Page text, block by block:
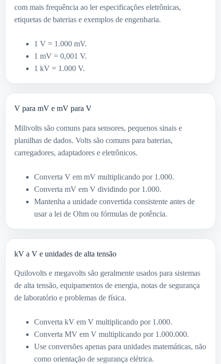
com mais frequência ao ler especificações eletrônicas,
etiquetas de baterias e exemplos de engenharia.
1 V = 1.000 mV.
1 mV = 0,001 V.
1 kV = 1.000 V.
V para mV e mV para V
Milivolts são comuns para sensores, pequenos sinais e
planilhas de dados. Volts são comuns para baterias,
carregadores, adaptadores e eletrônicos.
Converta V em mV multiplicando por 1.000.
Converta mV em V dividindo por 1.000.
Mantenha a unidade convertida consistente antes de
usar a lei de Ohm ou fórmulas de potência.
kV a V e unidades de alta tensão
Quilovolts e megavolts são geralmente usados para sistemas
de alta tensão, equipamentos de energia, notas de segurança
de laboratório e problemas de física.
Converta kV em V multiplicando por 1.000.
Converta MV em V multiplicando por 1.000.000.
Use conversões apenas para unidades matemáticas, não
como orientação de segurança elétrica.